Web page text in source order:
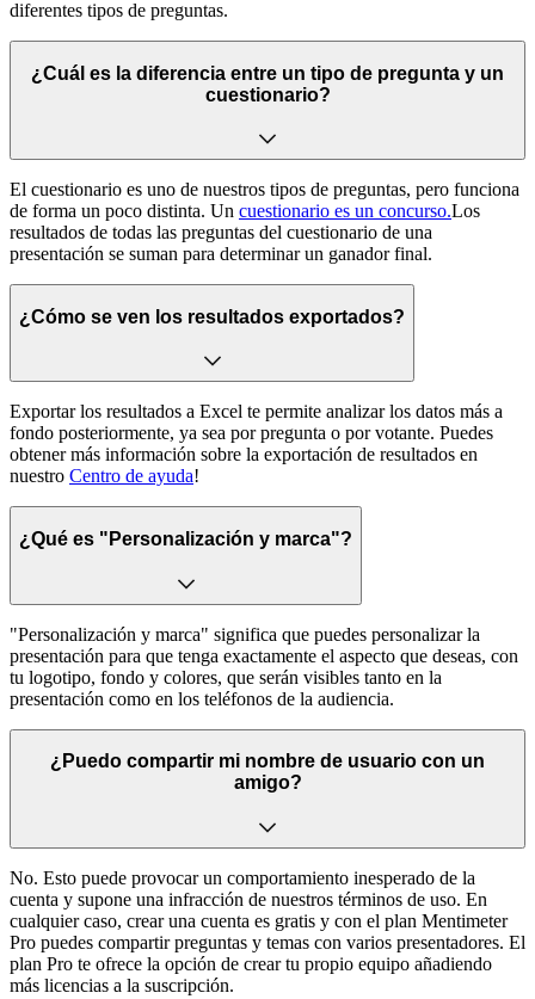
diferentes tipos de preguntas.
¿Cuál es la diferencia entre un tipo de pregunta y un
cuestionario?
El cuestionario es uno de nuestros tipos de preguntas, pero funciona
de forma un poco distinta. Un cuestionario es un concurso.Los
resultados de todas las preguntas del cuestionario de una
presentación se suman para determinar un ganador final.
¿Cómo se ven los resultados exportados?
Exportar los resultados a Excel te permite analizar los datos más a
fondo posteriormente, ya sea por pregunta o por votante. Puedes
obtener más información sobre la exportación de resultados en
nuestro Centro de ayuda!
¿Qué es "Personalización y marca"?
"Personalización y marca" significa que puedes personalizar la
presentación para que tenga exactamente el aspecto que deseas, con
tu logotipo, fondo y colores, que serán visibles tanto en la
presentación como en los teléfonos de la audiencia.
¿Puedo compartir mi nombre de usuario con un
amigo?
No. Esto puede provocar un comportamiento inesperado de la
cuenta y supone una infracción de nuestros términos de uso. En
cualquier caso, crear una cuenta es gratis y con el plan Mentimeter
Pro puedes compartir preguntas y temas con varios presentadores. El
plan Pro te ofrece la opción de crear tu propio equipo añadiendo
más licencias a la suscripción.